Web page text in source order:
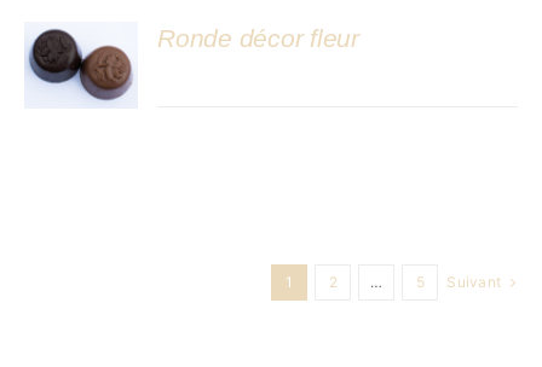
DÉTAILS
Ronde décor fleur
1 2 … 5 Suivant